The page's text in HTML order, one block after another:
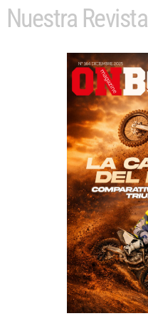
Nuestra Revista